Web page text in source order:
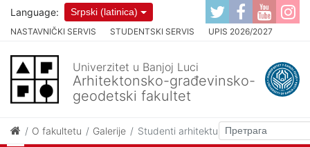
NASTAVNIČKI SERVIS STUDENTSKI SERVIS UPIS 2026/2027
Language: Srpski (latinica)
Univerzitet u Banjoj Luci
Arhitektonsko-građevinsko-
geodetski fakultet
O fakultetu Galerije Studenti arhitekture na terenskoj